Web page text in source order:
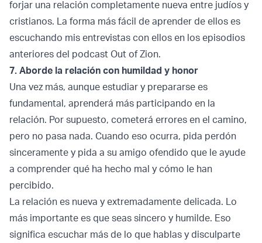
forjar una relación completamente nueva entre judíos y
cristianos. La forma más fácil de aprender de ellos es
escuchando mis entrevistas con ellos en los episodios
anteriores del podcast Out of Zion.
7. Aborde la relación con humildad y honor
Una vez más, aunque estudiar y prepararse es
fundamental, aprenderá más participando en la
relación. Por supuesto, cometerá errores en el camino,
pero no pasa nada. Cuando eso ocurra, pida perdón
sinceramente y pida a su amigo ofendido que le ayude
a comprender qué ha hecho mal y cómo le han
percibido.
La relación es nueva y extremadamente delicada. Lo
más importante es que seas sincero y humilde. Eso
significa escuchar más de lo que hablas y disculparte